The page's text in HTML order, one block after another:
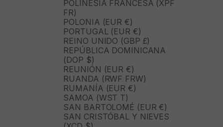
POLINESIA FRANCESA (XPF
FR)
POLONIA (EUR €)
PORTUGAL (EUR €)
REINO UNIDO (GBP £)
REPÚBLICA DOMINICANA
(DOP $)
REUNIÓN (EUR €)
RUANDA (RWF FRW)
RUMANÍA (EUR €)
SAMOA (WST T)
SAN BARTOLOMÉ (EUR €)
SAN CRISTÓBAL Y NIEVES